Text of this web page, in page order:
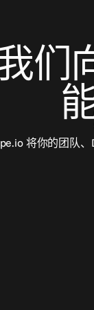
们
将你的团队